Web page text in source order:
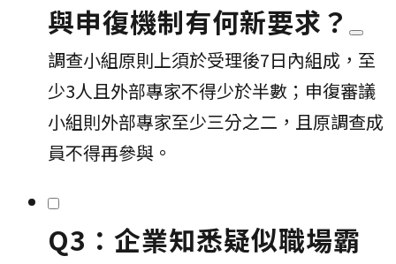
與申復機制有何新要求？
調查小組原則上須於受理後7日內組成，至
少3人且外部專家不得少於半數；申復審議
小組則外部專家至少三分之二，且原調查成
員不得再參與。
Q3：企業知悉疑似職場霸